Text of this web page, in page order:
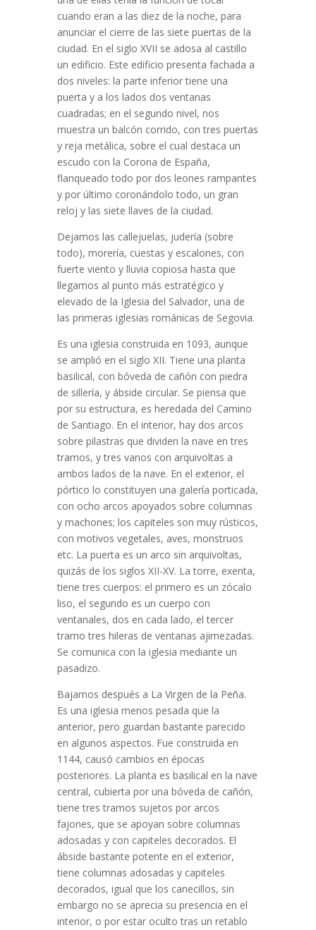
cuando eran a las diez de la noche, para
anunciar el cierre de las siete puertas de la
ciudad. En el siglo XVII se adosa al castillo
un edificio. Este edificio presenta fachada a
dos niveles: la parte inferior tiene una
puerta y a los lados dos ventanas
cuadradas; en el segundo nivel, nos
muestra un balcón corrido, con tres puertas
y reja metálica, sobre el cual destaca un
escudo con la Corona de España,
flanqueado todo por dos leones rampantes
y por último coronándolo todo, un gran
reloj y las siete llaves de la ciudad.
Dejamos las callejuelas, judería (sobre
todo), morería, cuestas y escalones, con
fuerte viento y lluvia copiosa hasta que
llegamos al punto más estratégico y
elevado de la Iglesia del Salvador, una de
las primeras iglesias románicas de Segovia.
Es una iglesia construida en 1093, aunque
se amplió en el siglo XII. Tiene una planta
basilical, con bóveda de cañón con piedra
de sillería, y ábside circular. Se piensa que
por su estructura, es heredada del Camino
de Santiago. En el interior, hay dos arcos
sobre pilastras que dividen la nave en tres
tramos, y tres vanos con arquivoltas a
ambos lados de la nave. En el exterior, el
pórtico lo constituyen una galería porticada,
con ocho arcos apoyados sobre columnas
y machones; los capiteles son muy rústicos,
con motivos vegetales, aves, monstruos
etc. La puerta es un arco sin arquivoltas,
quizás de los siglos XII-XV. La torre, exenta,
tiene tres cuerpos: el primero es un zócalo
liso, el segundo es un cuerpo con
ventanales, dos en cada lado, el tercer
tramo tres hileras de ventanas ajimezadas.
Se comunica con la iglesia mediante un
pasadizo.
Bajamos después a La Virgen de la Peña.
Es una iglesia menos pesada que la
anterior, pero guardan bastante parecido
en algunos aspectos. Fue construida en
1144, causó cambios en épocas
posteriores. La planta es basilical en la nave
central, cubierta por una bóveda de cañón,
tiene tres tramos sujetos por arcos
fajones, que se apoyan sobre columnas
adosadas y con capiteles decorados. El
ábside bastante potente en el exterior,
tiene columnas adosadas y capiteles
decorados, igual que los canecillos, sin
embargo no se aprecia su presencia en el
interior, o por estar oculto tras un retablo